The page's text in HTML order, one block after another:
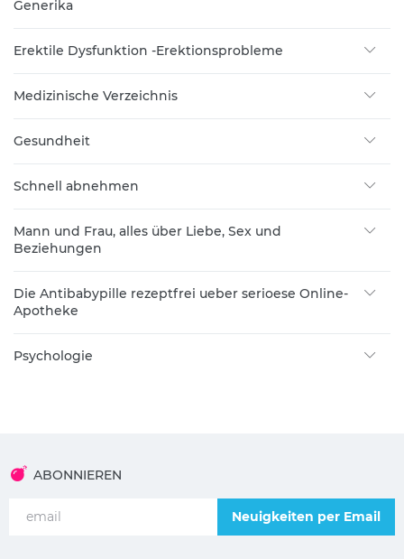
Generika
Erektile Dysfunktion -Erektionsprobleme
Medizinische Verzeichnis
Gesundheit
Schnell abnehmen
Mann und Frau, alles über Liebe, Sex und
Beziehungen
Die Antibabypille rezeptfrei ueber serioese Online-
Apotheke
Psychologie
ABONNIEREN
Neuigkeiten per Email